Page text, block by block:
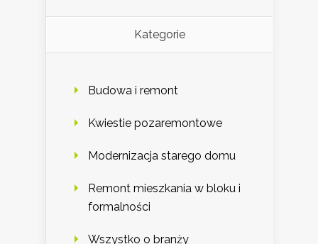
Kategorie
Budowa i remont
Kwiestie pozaremontowe
Modernizacja starego domu
Remont mieszkania w bloku i
formalności
Wszystko o branży